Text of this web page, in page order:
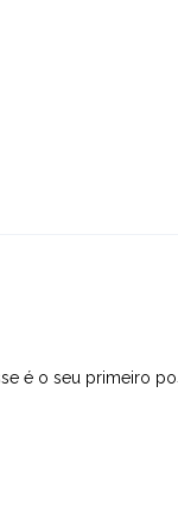
é o seu primeiro